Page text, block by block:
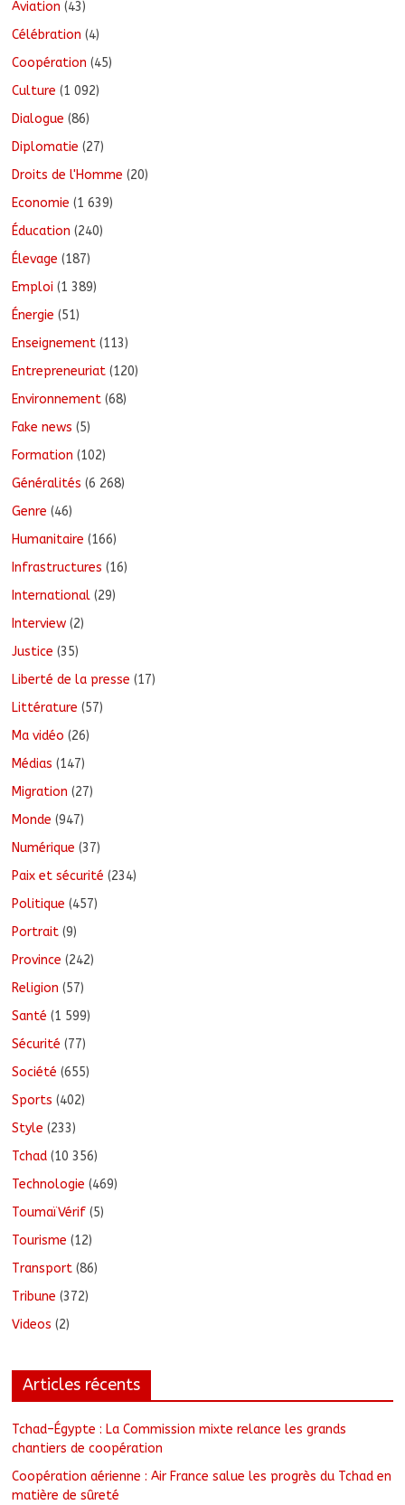
Aviation (43)
Célébration (4)
Coopération (45)
Culture (1 092)
Dialogue (86)
Diplomatie (27)
Droits de l'Homme (20)
Economie (1 639)
Éducation (240)
Élevage (187)
Emploi (1 389)
Énergie (51)
Enseignement (113)
Entrepreneuriat (120)
Environnement (68)
Fake news (5)
Formation (102)
Généralités (6 268)
Genre (46)
Humanitaire (166)
Infrastructures (16)
International (29)
Interview (2)
Justice (35)
Liberté de la presse (17)
Littérature (57)
Ma vidéo (26)
Médias (147)
Migration (27)
Monde (947)
Numérique (37)
Paix et sécurité (234)
Politique (457)
Portrait (9)
Province (242)
Religion (57)
Santé (1 599)
Sécurité (77)
Société (655)
Sports (402)
Style (233)
Tchad (10 356)
Technologie (469)
ToumaïVérif (5)
Tourisme (12)
Transport (86)
Tribune (372)
Videos (2)
Articles récents
Tchad–Égypte : La Commission mixte relance les grands
chantiers de coopération
Coopération aérienne : Air France salue les progrès du Tchad en
matière de sûreté